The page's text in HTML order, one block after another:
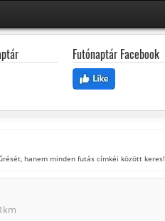
Futónaptár Facebook
hanem minden futás címkéi között keres!